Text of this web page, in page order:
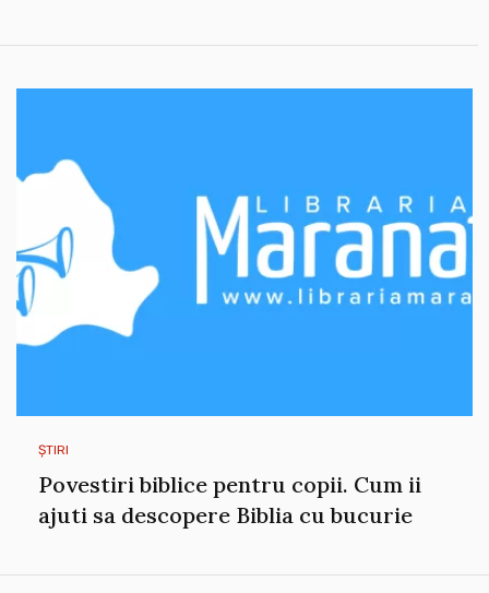
ȘTIRI
Povestiri biblice pentru copii. Cum ii
ajuti sa descopere Biblia cu bucurie